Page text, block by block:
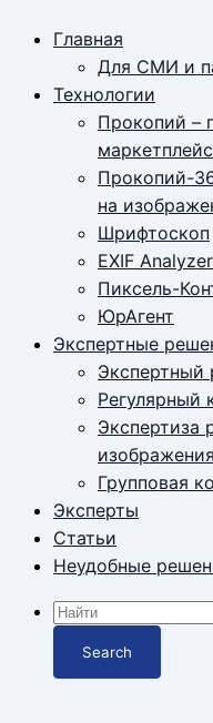
Главная
Для СМИ и
Технологии
Прокопий –
Прокопий-
на
Шрифтоскоп
EXIF Analyzer
Пиксель-
ЮрАгент
Экспертные
Экспертный
Регулярный
Экспертиза
изображения
Групповая
Эксперты
Статьи
Неудобные